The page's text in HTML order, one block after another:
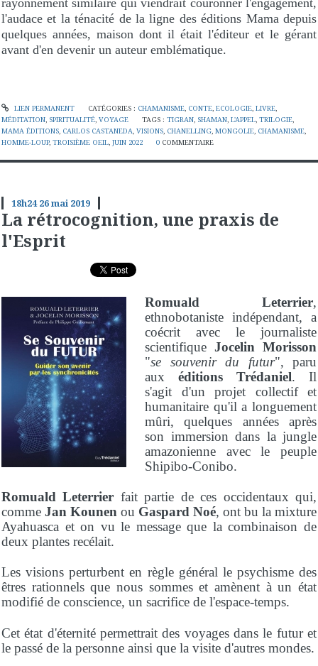
rayonnement similaire qui viendrait couronner l'engagement,
l'audace et la ténacité de la ligne des éditions Mama depuis
quelques années, maison dont il était l'éditeur et le gérant
avant d'en devenir un auteur emblématique.
LIEN PERMANENT CATÉGORIES : CHAMANISME, CONTE, ECOLOGIE, LIVRE,
MÉDITATION, SPIRITUALITÉ, VOYAGE TAGS :TIGRAN, SHAMAN,L'APPEL,TRILOGIE,
MAMA ÉDITIONS, CARLOS CASTANEDA, VISIONS, CHANELLING, MONGOLIE, CHAMANISME,
HOMME-LOUP, TROISIÈME OEIL, JUIN 2022 0 COMMENTAIRE
18h24 26mai 2019
La rétrocognition, une praxis de
l'Esprit
Romuald Leterrier,
ethnobotaniste indépendant, a
coécrit avec le journaliste
scientifique Jocelin Morisson
"se souvenir du futur", paru
aux éditions Trédaniel. Il
s'agit d'un projet collectif et
humanitaire qu'il a longuement
mûri, quelques années après
son immersion dans la jungle
amazonienne avec le peuple
Shipibo-Conibo.
Romuald Leterrier fait partie de ces occidentaux qui,
comme Jan Kounen ou Gaspard Noé, ont bu la mixture
Ayahuasca et on vu le message que la combinaison de
deux plantes recélait.
Les visions perturbent en règle général le psychisme des
êtres rationnels que nous sommes et amènent à un état
modifié de conscience, un sacrifice de l'espace-temps.
Cet état d'éternité permettrait des voyages dans le futur et
le passé de la personne ainsi que la visite d'autres mondes.